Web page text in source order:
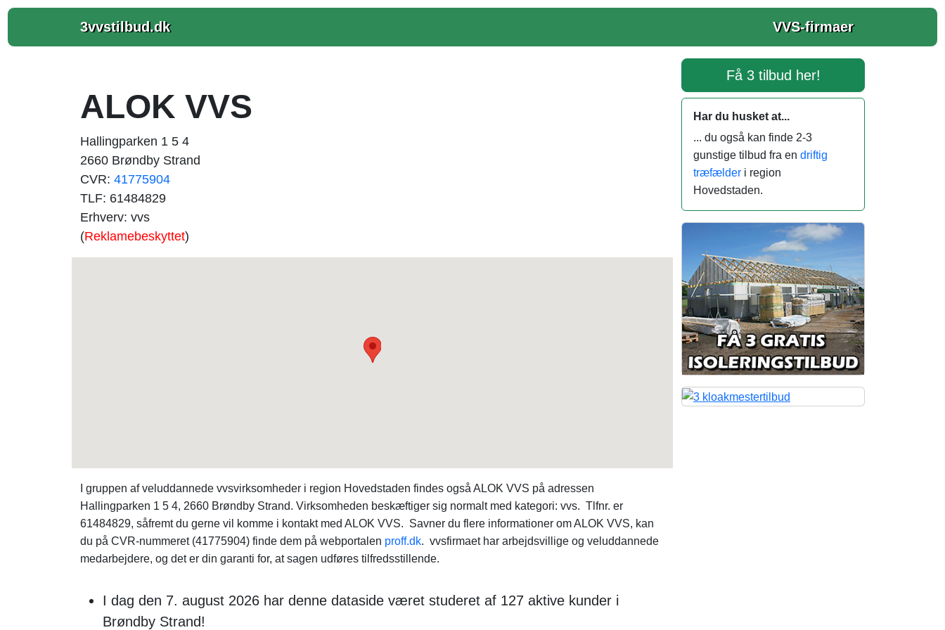
3vvstilbud.dk VVS-firmaer
ALOK VVS
Hallingparken 1 5 4
2660 Brøndby Strand
CVR: 41775904
TLF: 61484829
Erhverv: vvs
(Reklamebeskyttet)
I gruppen af veluddannede vvsvirksomheder i region Hovedstaden findes også ALOK VVS på adressen
Hallingparken 1 5 4, 2660 Brøndby Strand. Virksomheden beskæftiger sig normalt med kategori: vvs. Tlfnr. er
61484829, såfremt du gerne vil komme i kontakt med ALOK VVS. Savner du flere informationer om ALOK VVS, kan
du på CVR-nummeret (41775904) finde dem på webportalen proff.dk. vvsfirmaet har arbejdsvillige og veluddannede
medarbejdere, og det er din garanti for, at sagen udføres tilfredsstillende.
I dag den 7. august 2026 har denne dataside været studeret af 127 aktive kunder i
Brøndby Strand!
Få 3 tilbud her!
Har du husket at...
... du også kan finde 2-3
gunstige tilbud fra en driftig
træfælder i region
Hovedstaden.